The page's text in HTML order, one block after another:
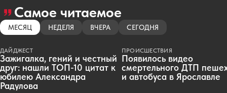
Самое читаемое
МЕСЯЦ НЕДЕЛЯ ВЧЕРА СЕГОДНЯ
ДАЙДЖЕСТ
Зажигалка, гений и честный
друг: нашли ТОП-10 цитат к
юбилею Александра
Радулова
ПРОИСШЕСТВИЯ
Появилось видео
смертельного ДТП
и автобуса в Ярославле